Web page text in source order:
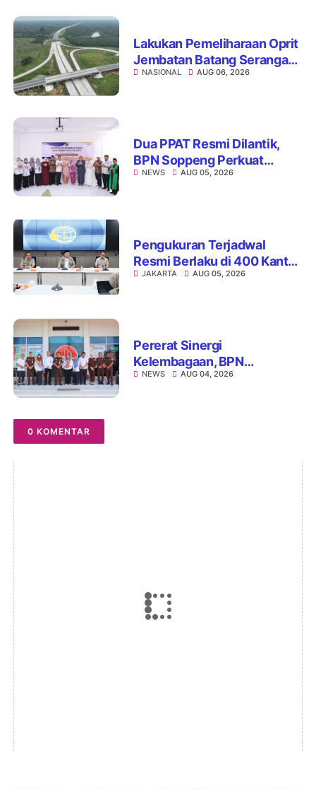
Lakukan Pemeliharaan Oprit
Jembatan Batang Serangan,
Hutama Karya Uji Coba
NASIONAL AUG 06, 2026
Dua PPAT Resmi Dilantik,
BPN Soppeng Perkuat
Pelayanan Pertanahan
NEWS AUG 05, 2026
Pengukuran Terjadwal
Resmi Berlaku di 400 Kantor
Pertanahan, ATR/BPN Jamin
JAKARTA AUG 05, 2026
Pererat Sinergi
Kelembagaan, BPN
Kabupaten Soppeng dan
NEWS AUG 04, 2026
0 KOMENTAR